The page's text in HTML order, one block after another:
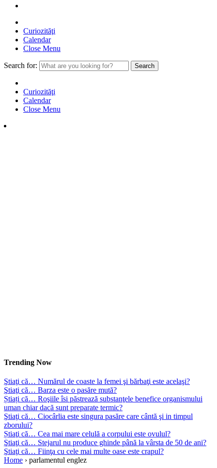
Curiozităţi
Calendar
Close Menu
Search for:
Curiozităţi
Calendar
Close Menu
Trending Now
Ştiaţi că… Numărul de coaste la femei şi bărbaţi este acelaşi?
Ştiaţi că… Barza este o pasăre mută?
Știați că… Roşiile îsi păstrează substanţele benefice organismului
uman chiar dacă sunt preparate termic?
Ştiaţi că… Ciocârlia este singura pasăre care cântă şi in timpul
zborului?
Știaţi că… Cea mai mare celulă a corpului este ovulul?
Ştiaţi că… Stejarul nu produce ghinde până la vârsta de 50 de ani?
Ştiaţi că… Fiinţa cu cele mai multe oase este crapul?
Home › parlamentul englez